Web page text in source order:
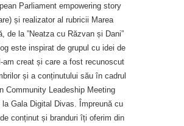
Parliament empowering story
și realizator al rubricii Marea
de la ”Neatza cu Răzvan și Dani”
este inspirat de grupul cu idei de
am creat și care a fost recunoscut
și a conținutului său în cadrul
Community Leadeship Meeting
Gala Digital Divas. Împreună cu
conținut și branduri îți oferim din